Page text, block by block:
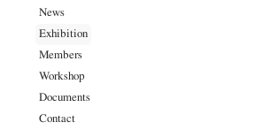
News
Exhibition
Members
Workshop
Documents
Contact